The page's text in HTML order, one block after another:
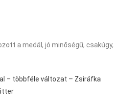
a medál, jó minőségű, csakúgy,
– többféle változat – Zsiráfka